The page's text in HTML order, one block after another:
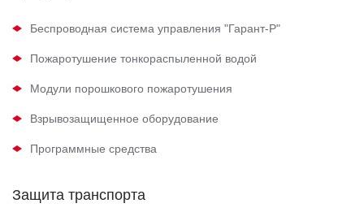
Беспроводная система управления "Гарант-Р"
Пожаротушение тонкораспыленной водой
Модули порошкового пожаротушения
Взрывозащищенное оборудование
Программные средства
Защита транспорта